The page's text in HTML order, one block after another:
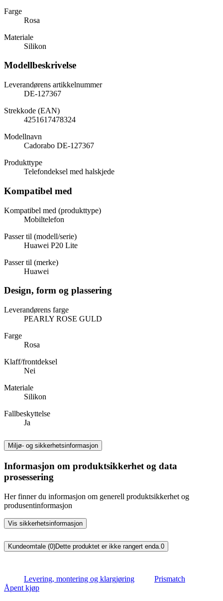
Farge
Rosa
Materiale
Silikon
Modellbeskrivelse
Leverandørens artikkelnummer
DE-127367
Strekkode (EAN)
4251617478324
Modellnavn
Cadorabo DE-127367
Produkttype
Telefondeksel med halskjede
Kompatibel med
Kompatibel med (produkttype)
Mobiltelefon
Passer til (modell/serie)
Huawei P20 Lite
Passer til (merke)
Huawei
Design, form og plassering
Leverandørens farge
PEARLY ROSE GULD
Farge
Rosa
Klaff/frontdeksel
Nei
Materiale
Silikon
Fallbeskyttelse
Ja
Miljø- og sikkerhetsinformasjon
Informasjon om produktsikkerhet og data
prosessering
Her finner du informasjon om generell produktsikkerhet og
produsentinformasjon
Vis sikkerhetsinformasjon
Kundeomtale (0)Dette produktet er ikke rangert enda.0
Levering, montering og klargjøring
Prismatch
Åpent kjøp